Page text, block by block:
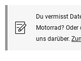
Du vermisst
Motorrad?
uns darüber.